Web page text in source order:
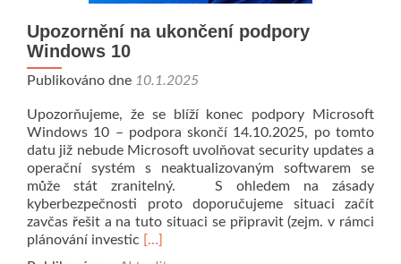
Upozornění na ukončení podpory
Windows 10
Publikováno dne 10.1.2025
Upozorňujeme, že se blíží konec podpory Microsoft
Windows 10 – podpora skončí 14.10.2025, po tomto
datu již nebude Microsoft uvolňovat security updates a
operační systém s neaktualizovaným softwarem se
může stát zranitelný. S ohledem na zásady
kyberbezpečnosti proto doporučujeme situaci začít
zavčas řešit a na tuto situaci se připravit (zejm. v rámci
plánování investic Read
[…]